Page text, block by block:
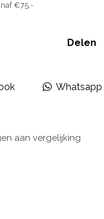
€75,-
Delen
Whatsapp
aan vergelijking